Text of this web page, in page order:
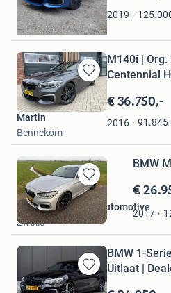
2019
delano
Renkum
Bewaren
in
Mijn
Favorieten
M140i |
Centennial
€ 36.750,-
2016 91.845
Martin
Bennekom
Bewaren
in
Mijn
Favorieten
BMW
€
2017
Niels; Doornbosch Automotive
Zwolle
Bewaren
in
BMW 1-
Uitlaat |